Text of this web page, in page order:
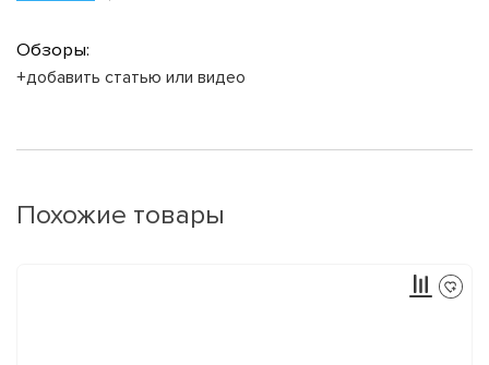
Обзоры:
+добавить статью или видео
Похожие товары